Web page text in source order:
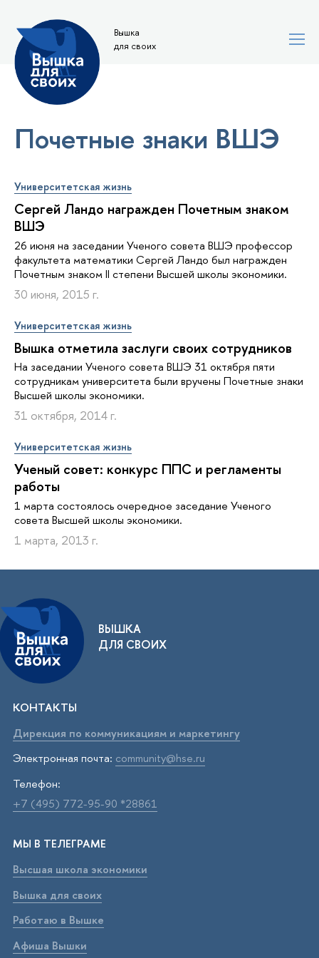
Вышка
для своих
Почетные знаки ВШЭ
Университетская жизнь
Сергей Ландо награжден Почетным знаком
ВШЭ
26 июня на заседании Ученого совета ВШЭ профессор
факультета математики Сергей Ландо был награжден
Почетным знаком II степени Высшей школы экономики.
30 июня, 2015 г.
Университетская жизнь
Вышка отметила заслуги своих сотрудников
На заседании Ученого совета ВШЭ 31 октября пяти
сотрудникам университета были вручены Почетные знаки
Высшей школы экономики.
31 октября, 2014 г.
Университетская жизнь
Ученый совет: конкурс ППС и регламенты
работы
1 марта состоялось очередное заседание Ученого
совета Высшей школы экономики.
1 марта, 2013 г.
ВЫШКА
ДЛЯ СВОИХ
КОНТАКТЫ
Дирекция по коммуникациям и маркетингу
Электронная почта: community@hse.ru
Телефон:
+7 (495) 772-95-90 *28861
МЫ В ТЕЛЕГРАМЕ
Высшая школа экономики
Вышка для своих
Работаю в Вышке
Афиша Вышки